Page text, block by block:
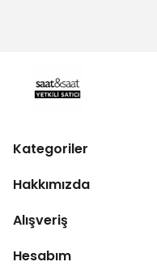
Kategoriler
Hakkımızda
Alışveriş
Hesabım